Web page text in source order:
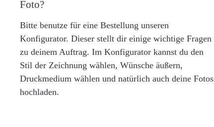
Foto?
Bitte benutze für eine Bestellung unseren
Konfigurator. Dieser stellt dir einige wichtige Fragen
zu deinem Auftrag. Im Konfigurator kannst du den
Stil der Zeichnung wählen, Wünsche äußern,
Druckmedium wählen und natürlich auch deine Fotos
hochladen.